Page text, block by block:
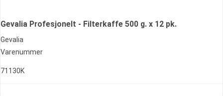
Gevalia Profesjonelt - Filterkaffe 500 g. x 12 pk.
Gevalia
Varenummer
71130K